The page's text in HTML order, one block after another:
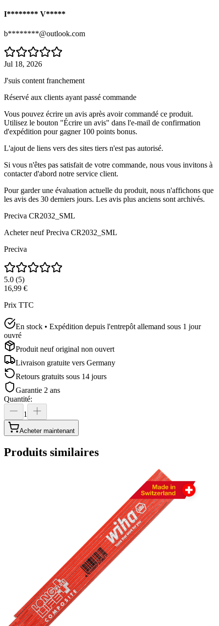
I******** V*****
b********@outlook.com
Jul 18, 2026
J'suis content franchement
Réservé aux clients ayant passé commande
Vous pouvez écrire un avis après avoir commandé ce produit.
Utilisez le bouton "Écrire un avis" dans l'e-mail de confirmation
d'expédition pour gagner 100 points bonus.
L'ajout de liens vers des sites tiers n'est pas autorisé.
Si vous n'êtes pas satisfait de votre commande, nous vous invitons à
contacter d'abord notre service client.
Pour garder une évaluation actuelle du produit, nous n'affichons que
les avis des 30 derniers jours. Les avis plus anciens sont archivés.
Preciva CR2032_SML
Acheter neuf Preciva CR2032_SML
Preciva
5.0 (5)
16,99 €
Prix TTC
En stock • Expédition depuis l'entrepôt allemand sous 1 jour
ouvré
Produit neuf original non ouvert
Livraison gratuite vers Germany
Retours gratuits sous 14 jours
Garantie 2 ans
Quantité:
1
Acheter maintenant
Produits similaires